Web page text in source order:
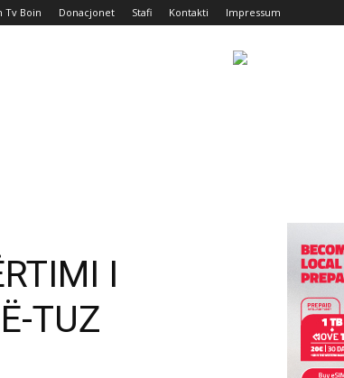
Tv Boin Donacjonet Stafi Kontakti Impressum
I
TUZ